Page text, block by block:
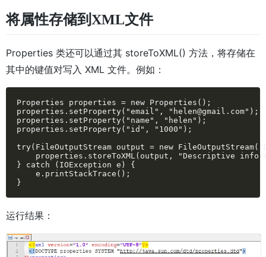
将属性存储到XML文件
Properties 类还可以通过其 storeToXML() 方法，将存储在
其中的键值对写入 XML 文件。例如：
Properties properties = new Properties();
properties.setProperty("email", "helen@gmail.com");
properties.setProperty("name", "helen");
properties.setProperty("id", "1000");
try(FileOutputStream output = new
properties.storeToXML(output, "Descriptive
} catch (IOException e) {
e.printStackTrace();
}
运行结果：